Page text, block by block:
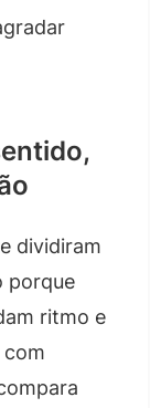
dividiram
porque
ritmo e